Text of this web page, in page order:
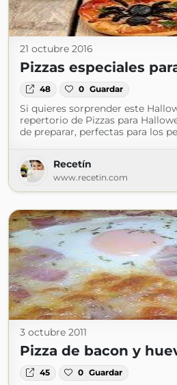
21 octubre 2016
Pizzas especiales
48 0 Guardar
Si quieres sorprender este
repertorio de Pizzas para
de preparar, perfectas para los
Recetín
www.recetin.com
3 octubre 2011
Pizza de bacon y
45 0 Guardar